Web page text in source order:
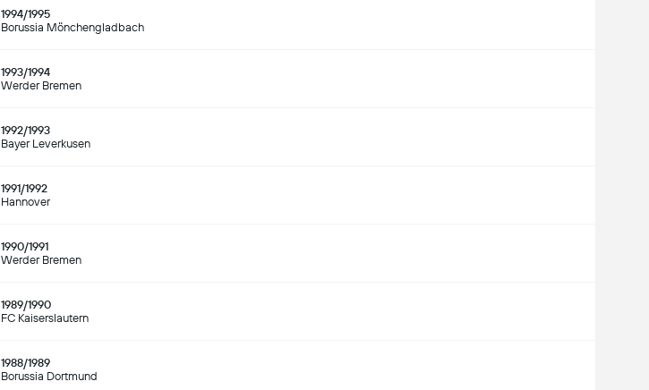
1994/1995
Borussia Mönchengladbach
1993/1994
Werder Bremen
1992/1993
Bayer Leverkusen
1991/1992
Hannover
1990/1991
Werder Bremen
1989/1990
FC Kaiserslautern
1988/1989
Borussia Dortmund